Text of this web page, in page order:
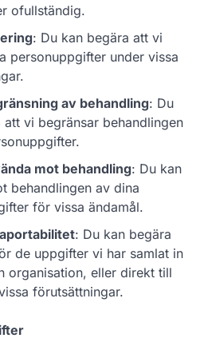
ofullständig.
: Du kan begära att vi
personuppgifter under vissa
av behandling: Du
att vi begränsar behandlingen
mot behandling: Du kan
behandlingen av dina
för vissa ändamål.
: Du kan begära
de uppgifter vi har samlat in
organisation, eller direkt till
förutsättningar.